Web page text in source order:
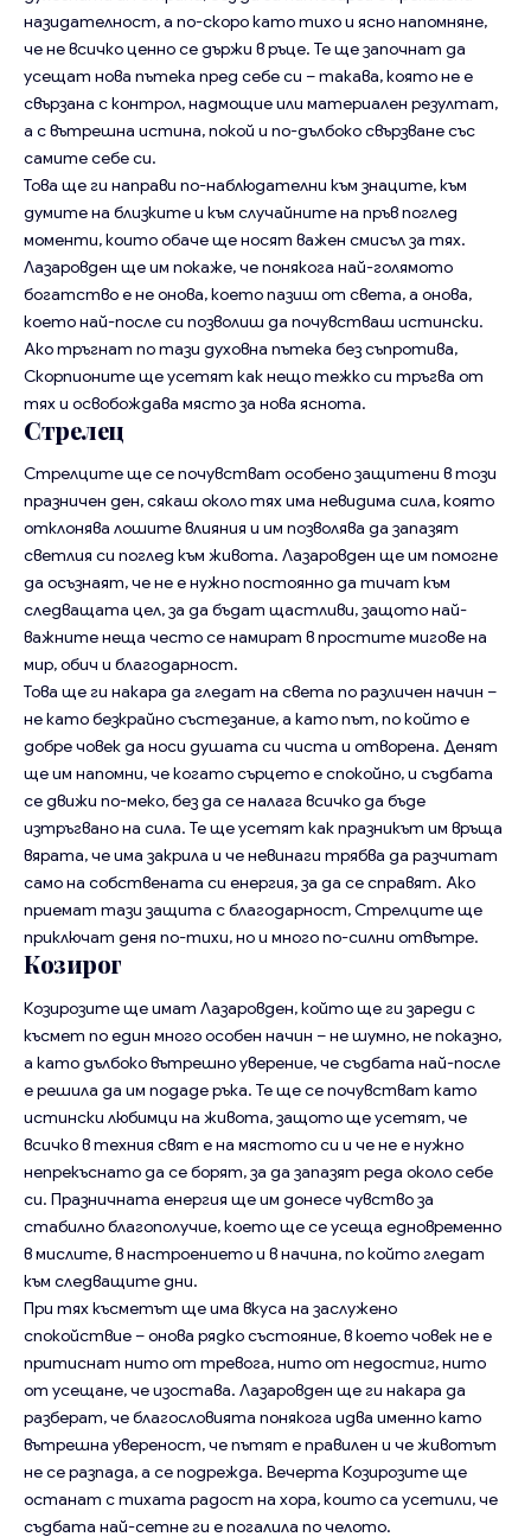
назидателност, а по-скоро като тихо и ясно напомняне,
че не всичко ценно се държи в ръце. Те ще започнат да
усещат нова пътека пред себе си – такава, която не е
свързана с контрол, надмощие или материален резултат,
а с вътрешна истина, покой и по-дълбоко свързване със
самите себе си.
Това ще ги направи по-наблюдателни към знаците, към
думите на близките и към случайните на пръв поглед
моменти, които обаче ще носят важен смисъл за тях.
Лазаровден ще им покаже, че понякога най-голямото
богатство е не онова, което пазиш от света, а онова,
което най-после си позволиш да почувстваш истински.
Ако тръгнат по тази духовна пътека без съпротива,
Скорпионите ще усетят как нещо тежко си тръгва от
тях и освобождава място за нова яснота.
Стрелец
Стрелците ще се почувстват особено защитени в този
празничен ден, сякаш около тях има невидима сила, която
отклонява лошите влияния и им позволява да запазят
светлия си поглед към живота. Лазаровден ще им помогне
да осъзнаят, че не е нужно постоянно да тичат към
следващата цел, за да бъдат щастливи, защото най-
важните неща често се намират в простите мигове на
мир, обич и благодарност.
Това ще ги накара да гледат на света по различен начин –
не като безкрайно състезание, а като път, по който е
добре човек да носи душата си чиста и отворена. Денят
ще им напомни, че когато сърцето е спокойно, и съдбата
се движи по-меко, без да се налага всичко да бъде
изтръгвано на сила. Те ще усетят как празникът им връща
вярата, че има закрила и че невинаги трябва да разчитат
само на собствената си енергия, за да се справят. Ако
приемат тази защита с благодарност, Стрелците ще
приключат деня по-тихи, но и много по-силни отвътре.
Козирог
Козирозите ще имат Лазаровден, който ще ги зареди с
късмет по един много особен начин – не шумно, не показно,
а като дълбоко вътрешно уверение, че съдбата най-после
е решила да им подаде ръка. Те ще се почувстват като
истински любимци на живота, защото ще усетят, че
всичко в техния свят е на мястото си и че не е нужно
непрекъснато да се борят, за да запазят реда около себе
си. Празничната енергия ще им донесе чувство за
стабилно благополучие, което ще се усеща едновременно
в мислите, в настроението и в начина, по който гледат
към следващите дни.
При тях късметът ще има вкуса на заслужено
спокойствие – онова рядко състояние, в което човек не е
притиснат нито от тревога, нито от недостиг, нито
от усещане, че изостава. Лазаровден ще ги накара да
разберат, че благословията понякога идва именно като
вътрешна увереност, че пътят е правилен и че животът
не се разпада, а се подрежда. Вечерта Козирозите ще
останат с тихата радост на хора, които са усетили, че
съдбата най-сетне ги е погалила по челото.